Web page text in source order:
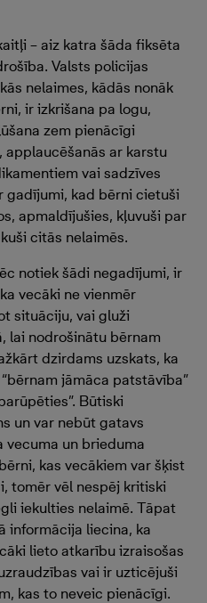
– aiz katra šāda fiksēta
Valsts policijas
nelaimes, kādās nonāk
ir izkrišana pa logu,
zem pienācīgi
ar karstu
vai sadzīves
gadījumi, kad bērni cietuši
apmaldījušies, kļuvuši par
citās nelaimēs.
notiek šādi negadījumi, ir
vecāki ne vienmēr
situāciju, vai gluži
lai nodrošinātu bērnam
dzirdams uzskats, ka
jāmāca patstāvība”
Būtiski
un var nebūt gatavs
un brieduma
kas vecākiem var šķist
tomēr vēl nespēj kritiski
iekulties nelaimē. Tāpat
informācija liecina, ka
lieto atkarību izraisošas
vai ir uzticējuši
kas to neveic pienācīgi.